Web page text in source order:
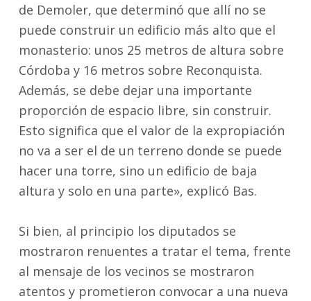
de Demoler, que determinó que allí no se
puede construir un edificio más alto que el
monasterio: unos 25 metros de altura sobre
Córdoba y 16 metros sobre Reconquista.
Además, se debe dejar una importante
proporción de espacio libre, sin construir.
Esto significa que el valor de la expropiación
no va a ser el de un terreno donde se puede
hacer una torre, sino un edificio de baja
altura y solo en una parte», explicó Bas.
Si bien, al principio los diputados se
mostraron renuentes a tratar el tema, frente
al mensaje de los vecinos se mostraron
atentos y prometieron convocar a una nueva